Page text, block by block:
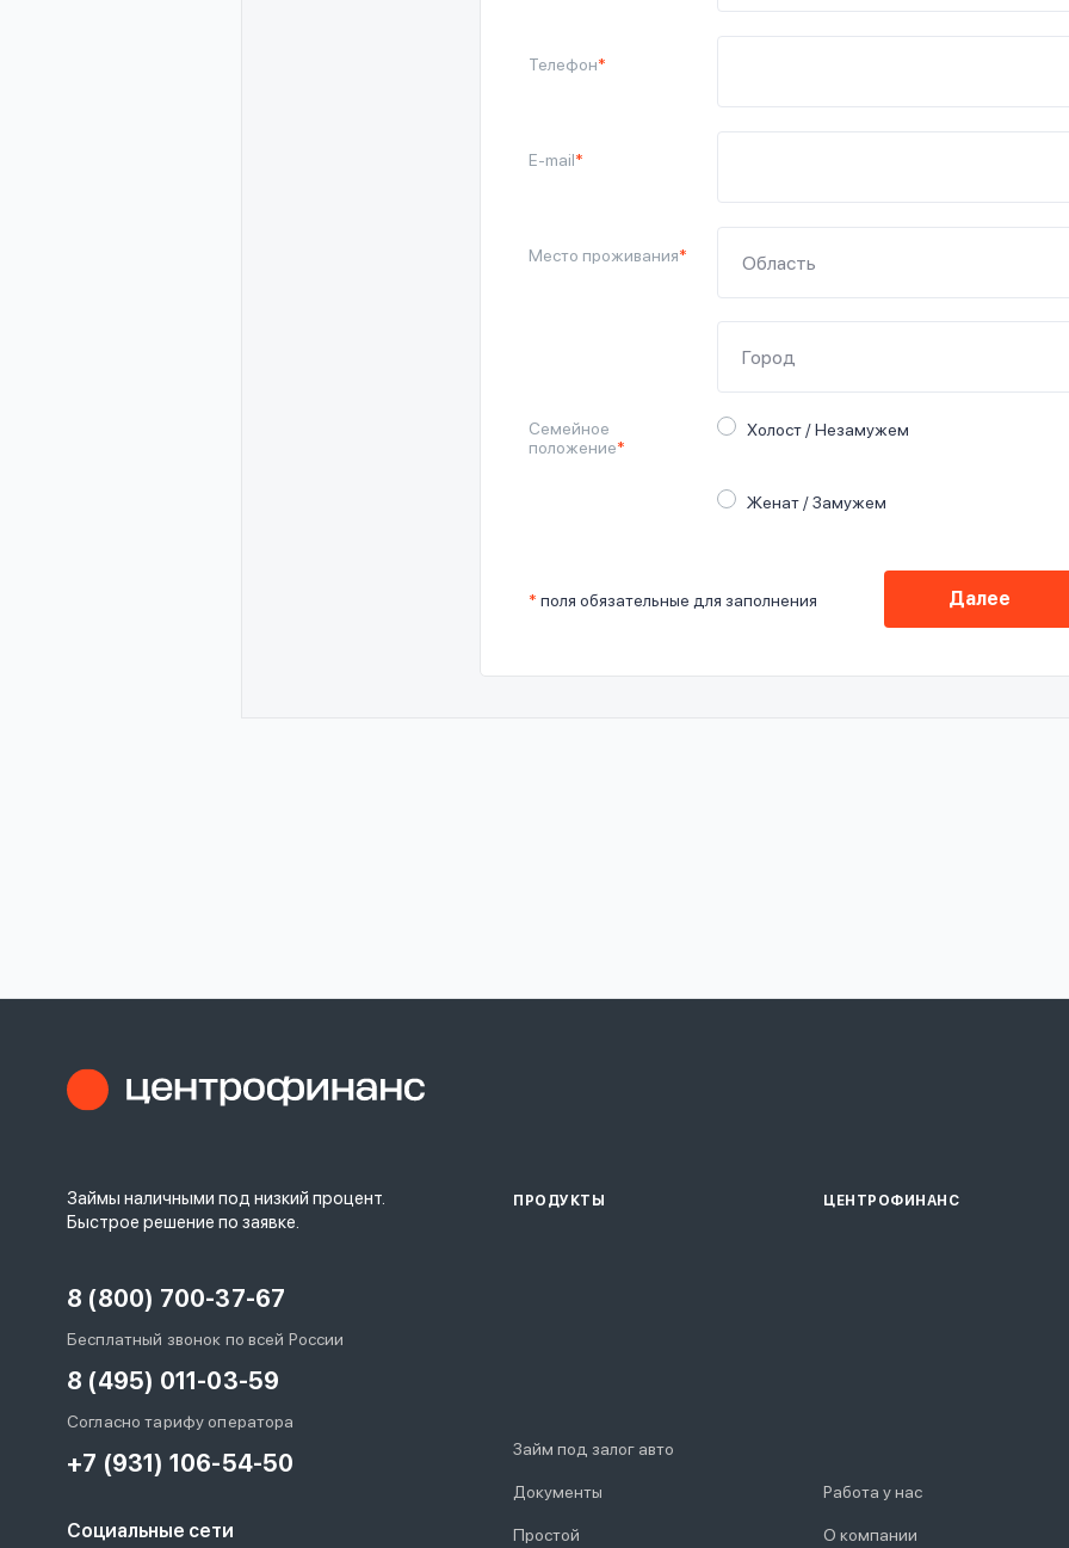
Телефон*
E-mail*
Место проживания*
Семейное
положение*
Холост / Незамужем
Женат / Замужем
* поля обязательные для заполнения Далее
Займы наличными под низкий процент.
Быстрое решение по заявке.
8 (800) 700-37-67
Бесплатный звонок по всей России
8 (495) 011-03-59
Согласно тарифу оператора
+7 (931) 106-54-50
Социальные сети
ПРОДУКТЫ
Займ под залог авто
Документы
Простой
ЦЕНТРОФИНАНС
Работа у нас
О компании